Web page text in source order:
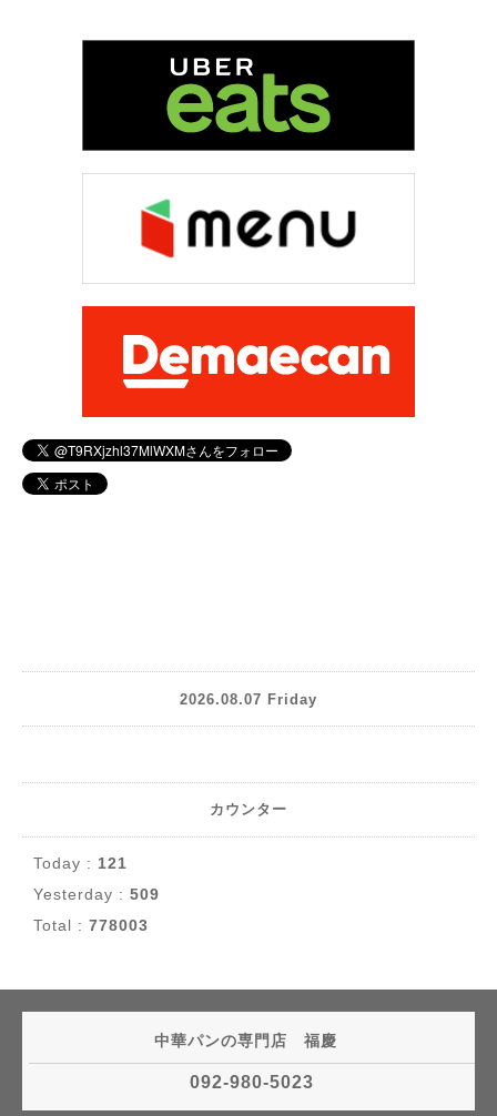
2026.08.07 Friday
カウンター
Today : 121
Yesterday : 509
Total : 778003
中華パンの専門店 福慶
092-980-5023